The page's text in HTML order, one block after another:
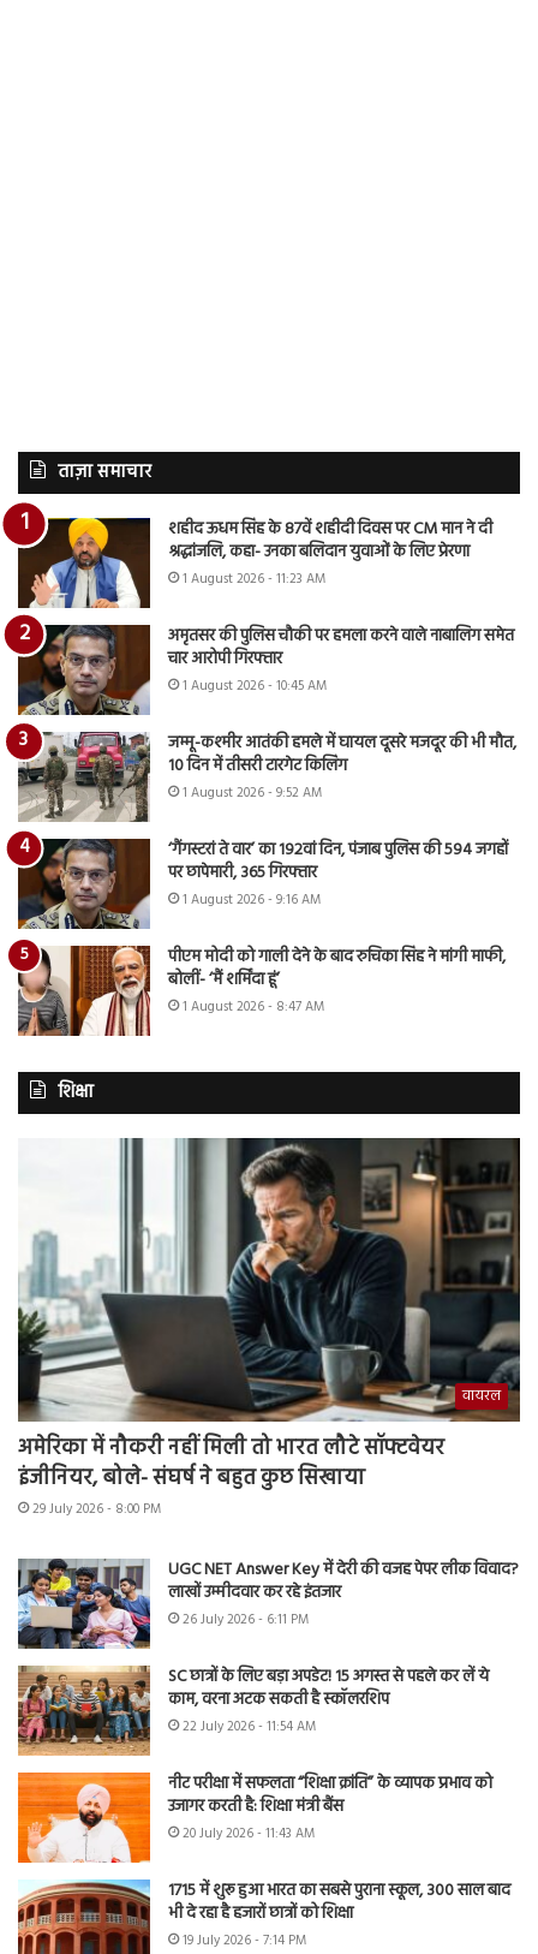
ताज़ा समाचार
शहीद ऊधम सिंह के 87वें शहीदी दिवस पर CM मान ने दी
श्रद्धांजलि, कहा- उनका बलिदान युवाओं के लिए प्रेरणा
1 August 2026 - 11:23 AM
अमृतसर की पुलिस चौकी पर हमला करने वाले नाबालिग समेत
चार आरोपी गिरफ्तार
1 August 2026 - 10:45 AM
जम्मू-कश्मीर आतंकी हमले में घायल दूसरे मजदूर की भी मौत,
10 दिन में तीसरी टारगेट किलिंग
1 August 2026 - 9:52 AM
‘गैंगस्टरां ते वार’ का 192वां दिन, पंजाब पुलिस की 594 जगहों
पर छापेमारी, 365 गिरफ्तार
1 August 2026 - 9:16 AM
पीएम मोदी को गाली देने के बाद रुचिका सिंह ने मांगी माफी,
बोलीं- ‘मैं शर्मिंदा हूं’
1 August 2026 - 8:47 AM
शिक्षा
वायरल
अमेरिका में नौकरी नहीं मिली तो भारत लौटे सॉफ्टवेयर
इंजीनियर, बोले- संघर्ष ने बहुत कुछ सिखाया
29 July 2026 - 8:00 PM
UGC NET Answer Key में देरी की वजह पेपर लीक विवाद?
लाखों उम्मीदवार कर रहे इंतजार
26 July 2026 - 6:11 PM
SC छात्रों के लिए बड़ा अपडेट! 15 अगस्त से पहले कर लें ये
काम, वरना अटक सकती है स्कॉलरशिप
22 July 2026 - 11:54 AM
नीट परीक्षा में सफलता “शिक्षा क्रांति” के व्यापक प्रभाव को
उजागर करती है: शिक्षा मंत्री बैंस
20 July 2026 - 11:43 AM
1715 में शुरू हुआ भारत का सबसे पुराना स्कूल, 300 साल बाद
भी दे रहा है हजारों छात्रों को शिक्षा
19 July 2026 - 7:14 PM